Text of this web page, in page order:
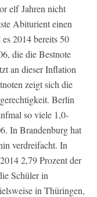
elf Jahren nicht
Abiturient einen
2014 bereits 50
die die Bestnote
an dieser Inflation
zeigt sich die
Berlin
so viele 1,0-
In Brandenburg hat
verdreifacht. In
2,79 Prozent der
Schüler in
in Thüringen,